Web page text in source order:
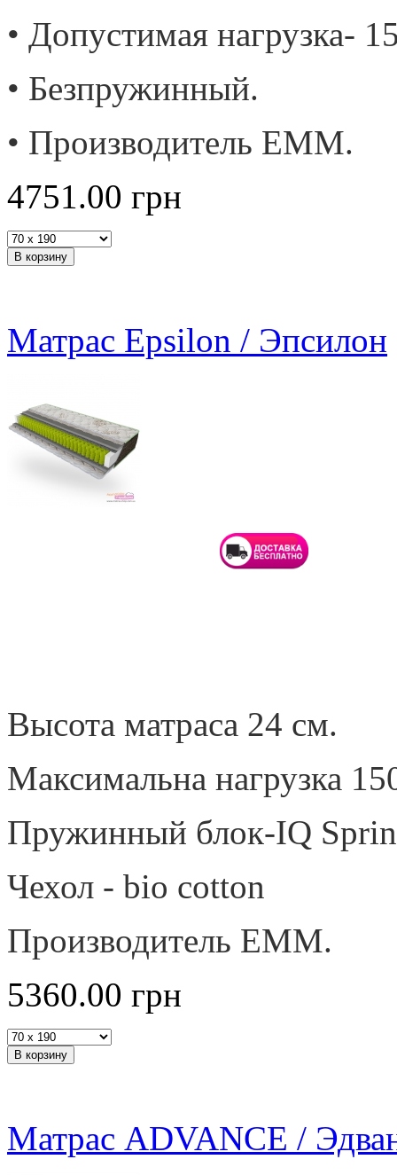
• Допустимая нагрузка-
• Безпружинный.
• Производитель ЕММ.
4751.00 грн
Матрас Epsilon / Эпсилон
Высота матраса 24 см.
Максимальна нагрузка
Пружинный блок-IQ
Чехол - bio cotton
Производитель ЕММ.
5360.00 грн
Матрас ADVANCE /